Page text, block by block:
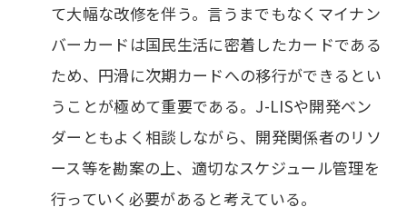
て大幅な改修を伴う。言うまでもなくマイナン
バーカードは国民生活に密着したカードである
ため、円滑に次期カードへの移行ができるとい
うことが極めて重要である。J-LISや開発ベン
ダーともよく相談しながら、開発関係者のリソ
ース等を勘案の上、適切なスケジュール管理を
行っていく必要があると考えている。